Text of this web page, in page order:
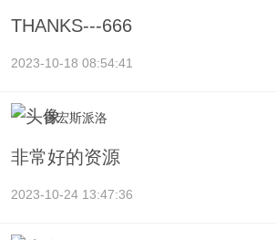
THANKS---666
2023-10-18 08:54:41
香宏斯派洛
非常好的资源
2023-10-24 13:47:36